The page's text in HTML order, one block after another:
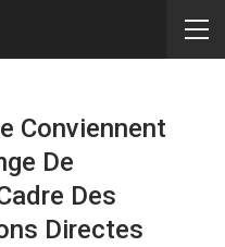
Conviennent
De
Des
Directes